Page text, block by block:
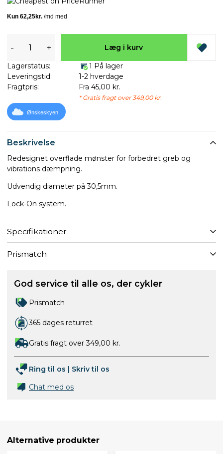
Beskrivelse
Redesignet overflade mønster for forbedret greb og
vibrations dæmpning.
Udvendig diameter på 30,5mm.
Lock-On system.
Specifikationer
Prismatch
- + Læg i kurv
Lagerstatus:
1 På lager
Leveringstid:
1-2 hverdage
Fragtpris:
Fra 45,00 kr.
* Gratis fragt over 349,00 kr.
Ønskeskyen
God service til alle os, der cykler
Prismatch
365 dages returret
Gratis fragt over 349,00 kr.
Ring til os | Skriv til os
Chat med os
Alternative produkter